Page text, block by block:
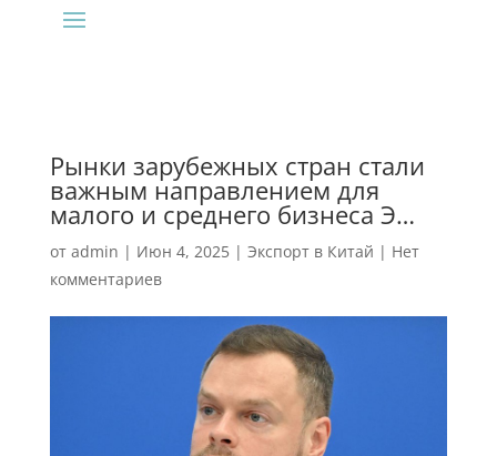
Рынки зарубежных стран стали
важным направлением для
малого и среднего бизнеса Э…
от admin | Июн 4, 2025| Экспорт в Китай | Нет
комментариев